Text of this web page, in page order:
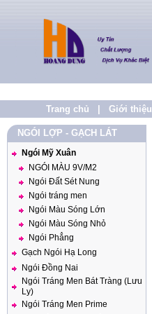
Trang chủ Giới thiệu
NGÓI LỢP - GẠCH LÁT
Ngói Mỹ Xuân
NGÓI MÀU 9V/M2
Ngói Đất Sét Nung
Ngói tráng men
Ngói Màu Sóng Lớn
Ngói Màu Sóng Nhỏ
Ngói Phẳng
Gạch Ngói Hạ Long
Ngói Đồng Nai
Ngói Tráng Men Bát Tràng (Lưu
Ly)
Ngói Tráng Men Prime